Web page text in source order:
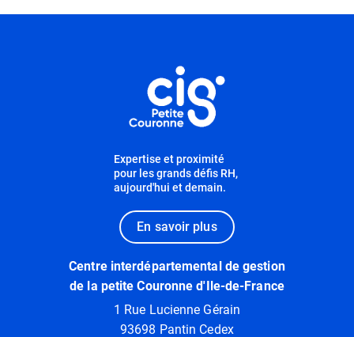
Expertise et proximité
pour les grands défis RH,
aujourd'hui et demain.
En savoir plus
Centre interdépartemental de gestion
de la petite Couronne d'Ile-de-France
1 Rue Lucienne Gérain
93698 Pantin Cedex